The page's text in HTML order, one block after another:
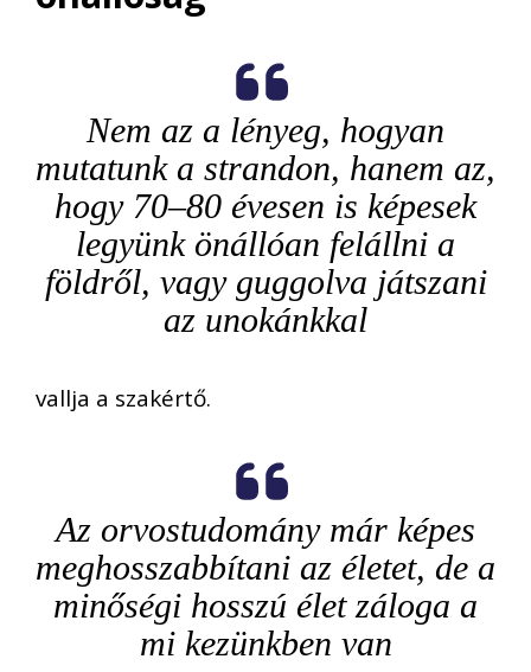
Nem az a lényeg, hogyan
mutatunk a strandon, hanem az,
hogy 70–80 évesen is képesek
legyünk önállóan felállni a
földről, vagy guggolva játszani
az unokánkkal
vallja a szakértő.
Az orvostudomány már képes
meghosszabbítani az életet, de a
minőségi hosszú élet záloga a
mi kezünkben van